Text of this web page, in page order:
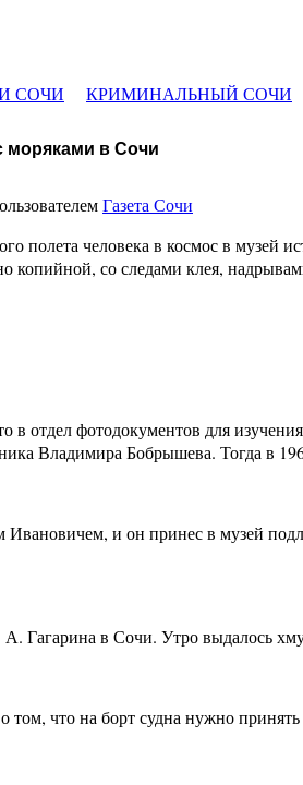
СОЧИ КРИМИНАЛЬНЫЙ СОЧИ
моряками в Сочи
Газета Сочи
полета человека в космос в
копийной, со следами клея,
в отдел фотодокументов для
Владимира Бобрышева. Тогда в
Ивановичем, и он принес в музей
Гагарина в Сочи. Утро выдалось
том, что на борт судна нужно